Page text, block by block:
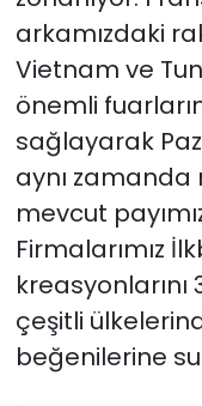
arkamızdaki
Vietnam ve
önemli
sağlayarak
aynı zamanda
mevcut
Firmalarımız
çeşitli
beğenilerine